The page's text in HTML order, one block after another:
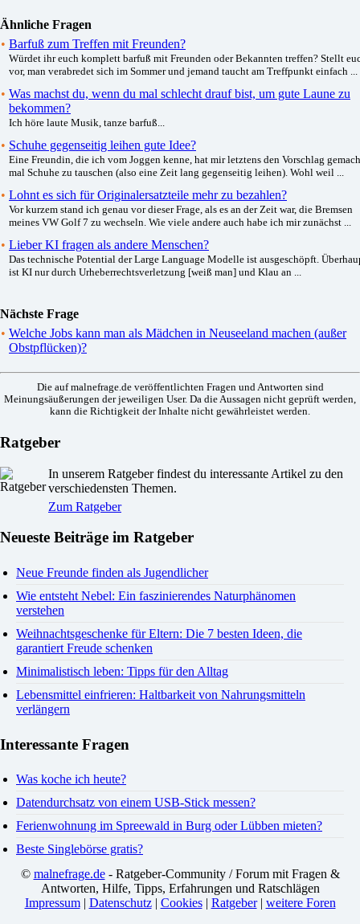
Ähnliche Fragen
• Barfuß zum Treffen mit Freunden?
Würdet ihr euch komplett barfuß mit Freunden oder Bekannten treffen? Stellt
vor, man verabredet sich im Sommer und jemand taucht am Treffpunkt einfach ...
• Was machst du, wenn du mal schlecht drauf bist, um gute Laune zu
bekommen?
Ich höre laute Musik, tanze barfuß...
• Schuhe gegenseitig leihen gute Idee?
Eine Freundin, die ich vom Joggen kenne, hat mir letztens den Vorschlag
mal Schuhe zu tauschen (also eine Zeit lang gegenseitig leihen). Wohl weil ...
• Lohnt es sich für Originalersatzteile mehr zu bezahlen?
Vor kurzem stand ich genau vor dieser Frage, als es an der Zeit war, die Bremsen
meines VW Golf 7 zu wechseln. Wie viele andere auch habe ich mir zunächst ...
• Lieber KI fragen als andere Menschen?
Das technische Potential der Large Language Modelle ist ausgeschöpft.
ist KI nur durch Urheberrechtsverletzung [weiß man] und Klau an ...
Nächste Frage
• Welche Jobs kann man als Mädchen in Neuseeland machen (außer
Obstpflücken)?
Die auf malnefrage.de veröffentlichten Fragen und Antworten sind
Meinungsäußerungen der jeweiligen User. Da die Aussagen nicht geprüft werden,
kann die Richtigkeit der Inhalte nicht gewährleistet werden.
Ratgeber
In unserem Ratgeber findest du interessante Artikel zu den
verschiedensten Themen.
Zum Ratgeber
Neueste Beiträge im Ratgeber
Neue Freunde finden als Jugendlicher
Wie entsteht Nebel: Ein faszinierendes Naturphänomen
verstehen
Weihnachtsgeschenke für Eltern: Die 7 besten Ideen, die
garantiert Freude schenken
Minimalistisch leben: Tipps für den Alltag
Lebensmittel einfrieren: Haltbarkeit von Nahrungsmitteln
verlängern
Interessante Fragen
Was koche ich heute?
Datendurchsatz von einem USB-Stick messen?
Ferienwohnung im Spreewald in Burg oder Lübben mieten?
Beste Singlebörse gratis?
© malnefrage.de- Ratgeber-Community / Forum mit Fragen &
Antworten, Hilfe, Tipps, Erfahrungen und Ratschlägen
Impressum| Datenschutz| Cookies| Ratgeber| weitere Foren